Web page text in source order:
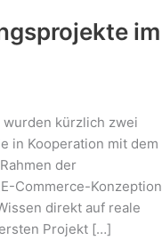
im
wurden kürzlich zwei
in Kooperation mit dem
der
Commerce-Konzeption
direkt auf reale
Projekt […]